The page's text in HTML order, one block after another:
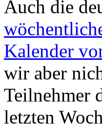
Auch die
Kalender
wir aber
Teilnehmer
letzten